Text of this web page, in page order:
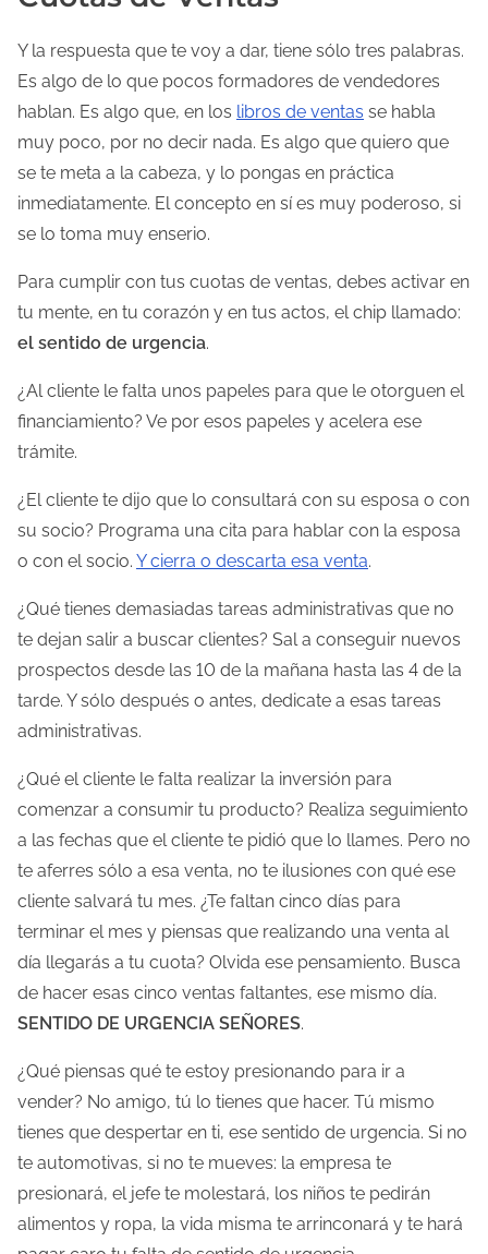
Y la respuesta que te voy a dar, tiene sólo tres palabras.
Es algo de lo que pocos formadores de vendedores
hablan. Es algo que, en los libros de ventas se habla
muy poco, por no decir nada. Es algo que quiero que
se te meta a la cabeza, y lo pongas en práctica
inmediatamente. El concepto en sí es muy poderoso, si
se lo toma muy enserio.
Para cumplir con tus cuotas de ventas, debes activar en
tu mente, en tu corazón y en tus actos, el chip llamado:
el sentido de urgencia.
¿Al cliente le falta unos papeles para que le otorguen el
financiamiento? Ve por esos papeles y acelera ese
trámite.
¿El cliente te dijo que lo consultará con su esposa o con
su socio? Programa una cita para hablar con la esposa
o con el socio. Y cierra o descarta esa venta.
¿Qué tienes demasiadas tareas administrativas que no
te dejan salir a buscar clientes? Sal a conseguir nuevos
prospectos desde las 10 de la mañana hasta las 4 de la
tarde. Y sólo después o antes, dedicate a esas tareas
administrativas.
¿Qué el cliente le falta realizar la inversión para
comenzar a consumir tu producto? Realiza seguimiento
a las fechas que el cliente te pidió que lo llames. Pero no
te aferres sólo a esa venta, no te ilusiones con qué ese
cliente salvará tu mes. ¿Te faltan cinco días para
terminar el mes y piensas que realizando una venta al
día llegarás a tu cuota? Olvida ese pensamiento. Busca
de hacer esas cinco ventas faltantes, ese mismo día.
SENTIDO DE URGENCIA SEÑORES.
¿Qué piensas qué te estoy presionando para ir a
vender? No amigo, tú lo tienes que hacer. Tú mismo
tienes que despertar en ti, ese sentido de urgencia. Si no
te automotivas, si no te mueves: la empresa te
presionará, el jefe te molestará, los niños te pedirán
alimentos y ropa, la vida misma te arrinconará y te hará